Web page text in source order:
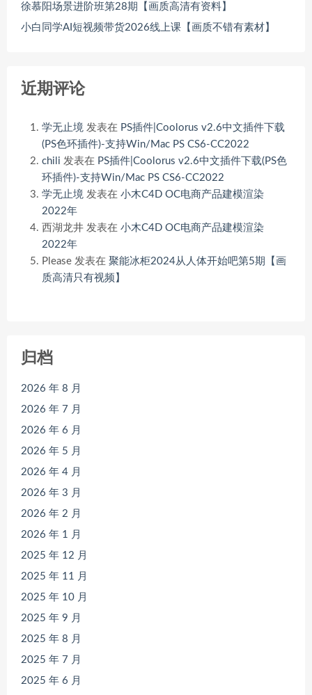
徐慕阳场景进阶班第28期【画质高清有资料】
小白同学AI短视频带货2026线上课【画质不错有素材】
近期评论
学无止境 发表在 PS插件|Coolorus v2.6中文插件下载
(PS色环插件)-支持Win/Mac PS CS6-CC2022
chili 发表在 PS插件|Coolorus v2.6中文插件下载(PS色
环插件)-支持Win/Mac PS CS6-CC2022
学无止境 发表在 小木C4D OC电商产品建模渲染
2022年
西湖龙井 发表在 小木C4D OC电商产品建模渲染
2022年
Please 发表在 聚能冰柜2024从人体开始吧第5期【画
质高清只有视频】
归档
2026 年 8 月
2026 年 7 月
2026 年 6 月
2026 年 5 月
2026 年 4 月
2026 年 3 月
2026 年 2 月
2026 年 1 月
2025 年 12 月
2025 年 11 月
2025 年 10 月
2025 年 9 月
2025 年 8 月
2025 年 7 月
2025 年 6 月